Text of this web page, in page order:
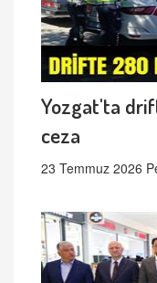
Yozgat'ta
ceza
23 Temmuz 2026